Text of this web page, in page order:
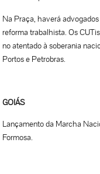
Na Praça, haverá
reforma trabalhista. Os
no atentado à soberania
Portos e Petrobras.
GOIÁS
Lançamento da Marcha
Formosa.